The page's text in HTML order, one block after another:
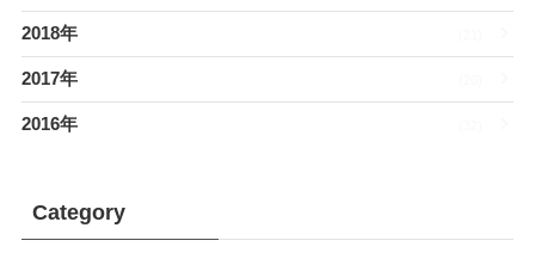
2018年
2017年
2016年
Category